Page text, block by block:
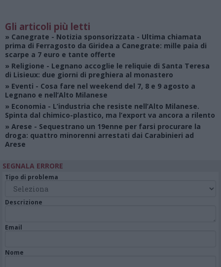
Gli articoli più letti
» Canegrate - Notizia sponsorizzata - Ultima chiamata
prima di Ferragosto da Giridea a Canegrate: mille paia di
scarpe a 7 euro e tante offerte
» Religione - Legnano accoglie le reliquie di Santa Teresa
di Lisieux: due giorni di preghiera al monastero
» Eventi - Cosa fare nel weekend del 7, 8 e 9 agosto a
Legnano e nell’Alto Milanese
» Economia - L’industria che resiste nell’Alto Milanese.
Spinta dal chimico-plastico, ma l’export va ancora a rilento
» Arese - Sequestrano un 19enne per farsi procurare la
droga: quattro minorenni arrestati dai Carabinieri ad
Arese
SEGNALA ERRORE
Tipo di problema
Descrizione
Email
Nome